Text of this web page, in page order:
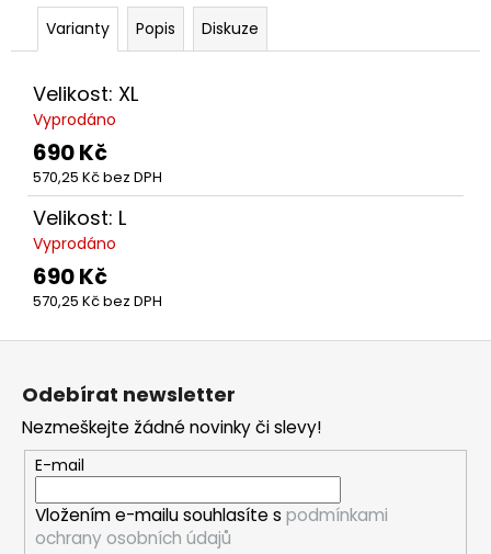
Varianty Popis Diskuze
Velikost: XL
Vyprodáno
690 Kč
570,25 Kč bez DPH
Velikost: L
Vyprodáno
690 Kč
570,25 Kč bez DPH
j
e
m
e
DRES
FAN
PLAY
OFF
25-
26
SEMIFINÁLE
1
Z
Odebírat newsletter
Nezmeškejte žádné novinky či slevy!
E-mail
Vložením e-mailu souhlasíte s podmínkami
ochrany osobních údajů